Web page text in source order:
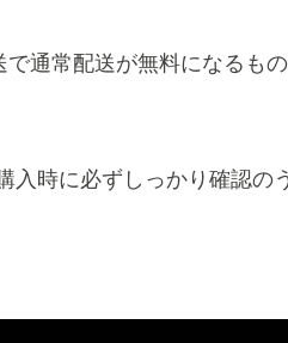
通常配送が無料になるも
入時に必ずしっかり確認の